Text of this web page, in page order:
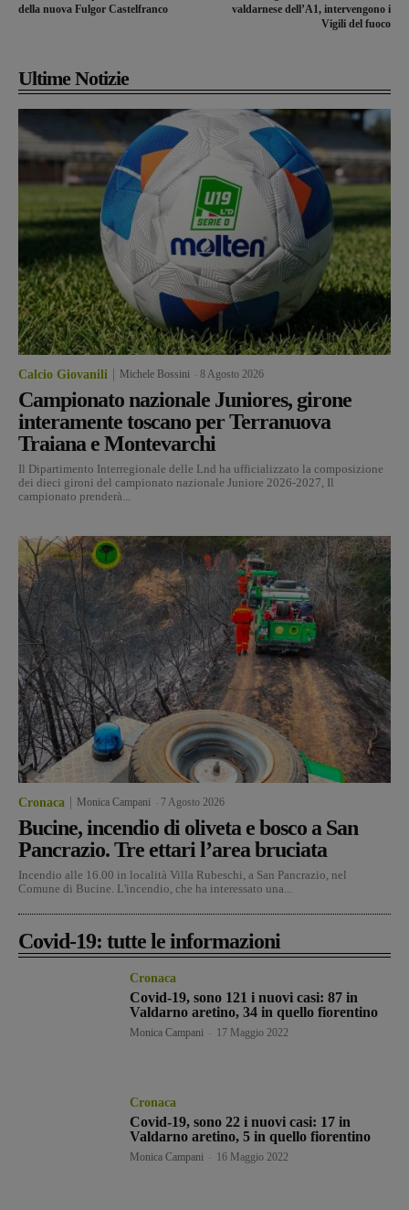
della nuova Fulgor Castelfranco
valdarnese dell’A1, intervengono i
Vigili del fuoco
Ultime Notizie
Calcio Giovanili Michele Bossini 8 Agosto 2026
Campionato nazionale Juniores, girone
interamente toscano per Terranuova
Traiana e Montevarchi
Il Dipartimento Interregionale delle Lnd ha ufficializzato la composizione
dei dieci gironi del campionato nazionale Juniore 2026-2027, Il
campionato prenderà...
Cronaca Monica Campani 7 Agosto 2026
Bucine, incendio di oliveta e bosco a San
Pancrazio. Tre ettari l’area bruciata
Incendio alle 16.00 in località Villa Rubeschi, a San Pancrazio, nel
Comune di Bucine. L'incendio, che ha interessato una...
Covid-19: tutte le informazioni
Cronaca
Covid-19, sono 121 i nuovi casi: 87 in
Valdarno aretino, 34 in quello fiorentino
Monica Campani 17 Maggio 2022
Cronaca
Covid-19, sono 22 i nuovi casi: 17 in
Valdarno aretino, 5 in quello fiorentino
Monica Campani 16 Maggio 2022